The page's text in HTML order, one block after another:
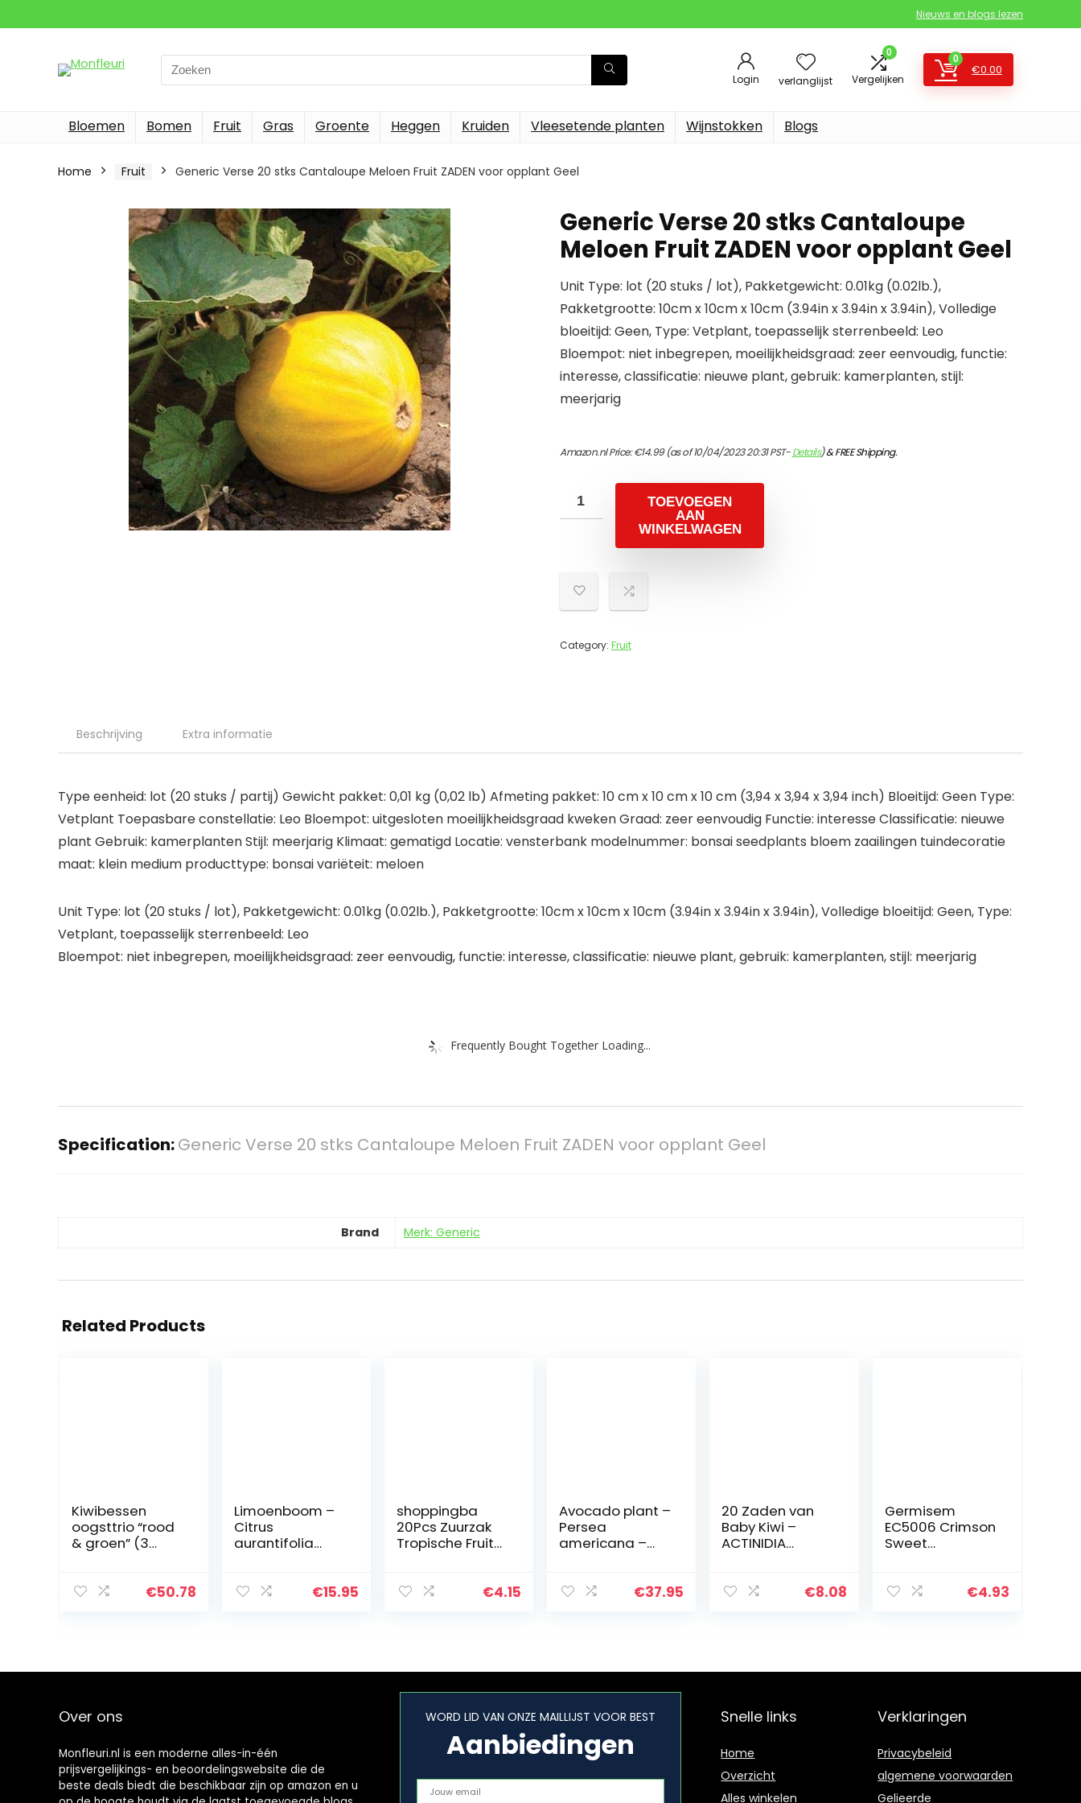
Nieuws en blogs lezen
Search
for:
Login verlanglijst
0
Vergelijken
0
€0.00
Bloemen Bomen Fruit Gras Groente Heggen Kruiden Vleesetende planten Wijnstokken Blogs
Home Fruit Generic Verse 20 stks Cantaloupe Meloen Fruit ZADEN voor opplant Geel
Generic Verse 20 stks Cantaloupe
Meloen Fruit ZADEN voor opplant Geel
Unit Type: lot (20 stuks / lot), Pakketgewicht: 0.01kg (0.02lb.),
Pakketgrootte: 10cm x 10cm x 10cm (3.94in x 3.94in x 3.94in), Volledige
bloeitijd: Geen, Type: Vetplant, toepasselijk sterrenbeeld: Leo
Bloempot: niet inbegrepen, moeilijkheidsgraad: zeer eenvoudig, functie:
interesse, classificatie: nieuwe plant, gebruik: kamerplanten, stijl:
meerjarig
Amazon.nl Price:€14.99(as of 10/04/2023 20:31 PST-Details)&FREE Shipping.
TOEVOEGEN
AAN
WINKELWAGEN
Category: Fruit
Beschrijving Extra informatie
Type eenheid: lot (20 stuks / partij) Gewicht pakket: 0,01 kg (0,02 lb) Afmeting pakket: 10 cm x 10 cm x 10 cm (3,94 x 3,94 x 3,94 inch) Bloeitijd: Geen Type:
Vetplant Toepasbare constellatie: Leo Bloempot: uitgesloten moeilijkheidsgraad kweken Graad: zeer eenvoudig Functie: interesse Classificatie: nieuwe
plant Gebruik: kamerplanten Stijl: meerjarig Klimaat: gematigd Locatie: vensterbank modelnummer: bonsai seedplants bloem zaailingen tuindecoratie
maat: klein medium producttype: bonsai variëteit: meloen
Unit Type: lot (20 stuks / lot), Pakketgewicht: 0.01kg (0.02lb.), Pakketgrootte: 10cm x 10cm x 10cm (3.94in x 3.94in x 3.94in), Volledige bloeitijd: Geen, Type:
Vetplant, toepasselijk sterrenbeeld: Leo
Bloempot: niet inbegrepen, moeilijkheidsgraad: zeer eenvoudig, functie: interesse, classificatie: nieuwe plant, gebruik: kamerplanten, stijl: meerjarig
Frequently Bought Together Loading...
Specification:Generic Verse 20 stks Cantaloupe Meloen Fruit ZADEN voor opplant Geel
Brand Merk: Generic
Related Products
Kiwibessen
oogsttrio “rood
& groen” (3
er met
€50.78
Limoenboom –
Citrus
aurantifolia
maten (60-€15.95
shoppingba
20Pcs Zuurzak
Tropische Fruit
Muricata Zaden
€4.15
Avocado plant –
Persea
americana –
€37.95
20 Zaden van
Baby Kiwi –
ACTINIDIA
€8.08
Germisem
EC5006 Crimson
Sweet
€4.93
Over ons
Monfleuri.nl is een moderne alles-in-één
prijsvergelijkings- en beoordelingswebsite die de
beste deals biedt die beschikbaar zijn op amazon en u
WORD LID VAN ONZE MAILLIJST VOOR BEST
Aanbiedingen
Snelle links
Home
Overzicht
Alles winkelen
Verklaringen
Privacybeleid
algemene voorwaarden
Gelieerde